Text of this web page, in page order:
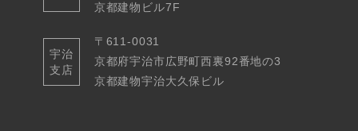
京都建物ビル7F
宇治
支店
〒611-0031
京都府宇治市広野町西裏92番地の3
京都建物宇治大久保ビル